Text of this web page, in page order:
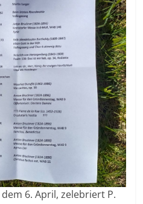
dem 6. April, zelebriert P.